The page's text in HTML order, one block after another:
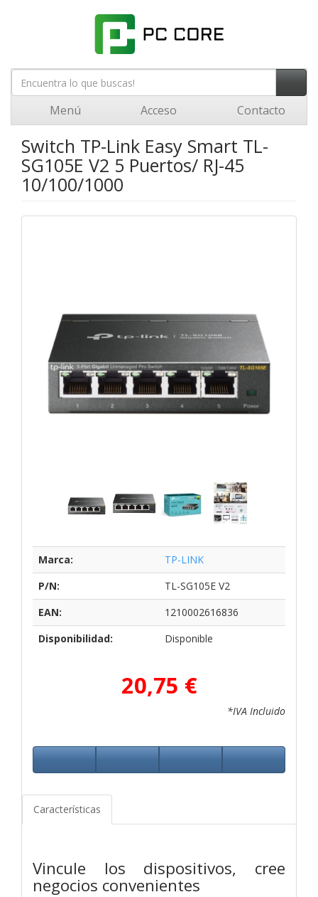
Menú Acceso Contacto
Switch TP-Link Easy Smart TL-
SG105E V2 5 Puertos/ RJ-45
10/100/1000
Marca:
TP-LINK
P/N:
TL-SG105E V2
EAN:
1210002616836
Disponibilidad:
Disponible
20,75 €
*IVA Incluido
Características
Vincule los dispositivos, cree
negocios convenientes